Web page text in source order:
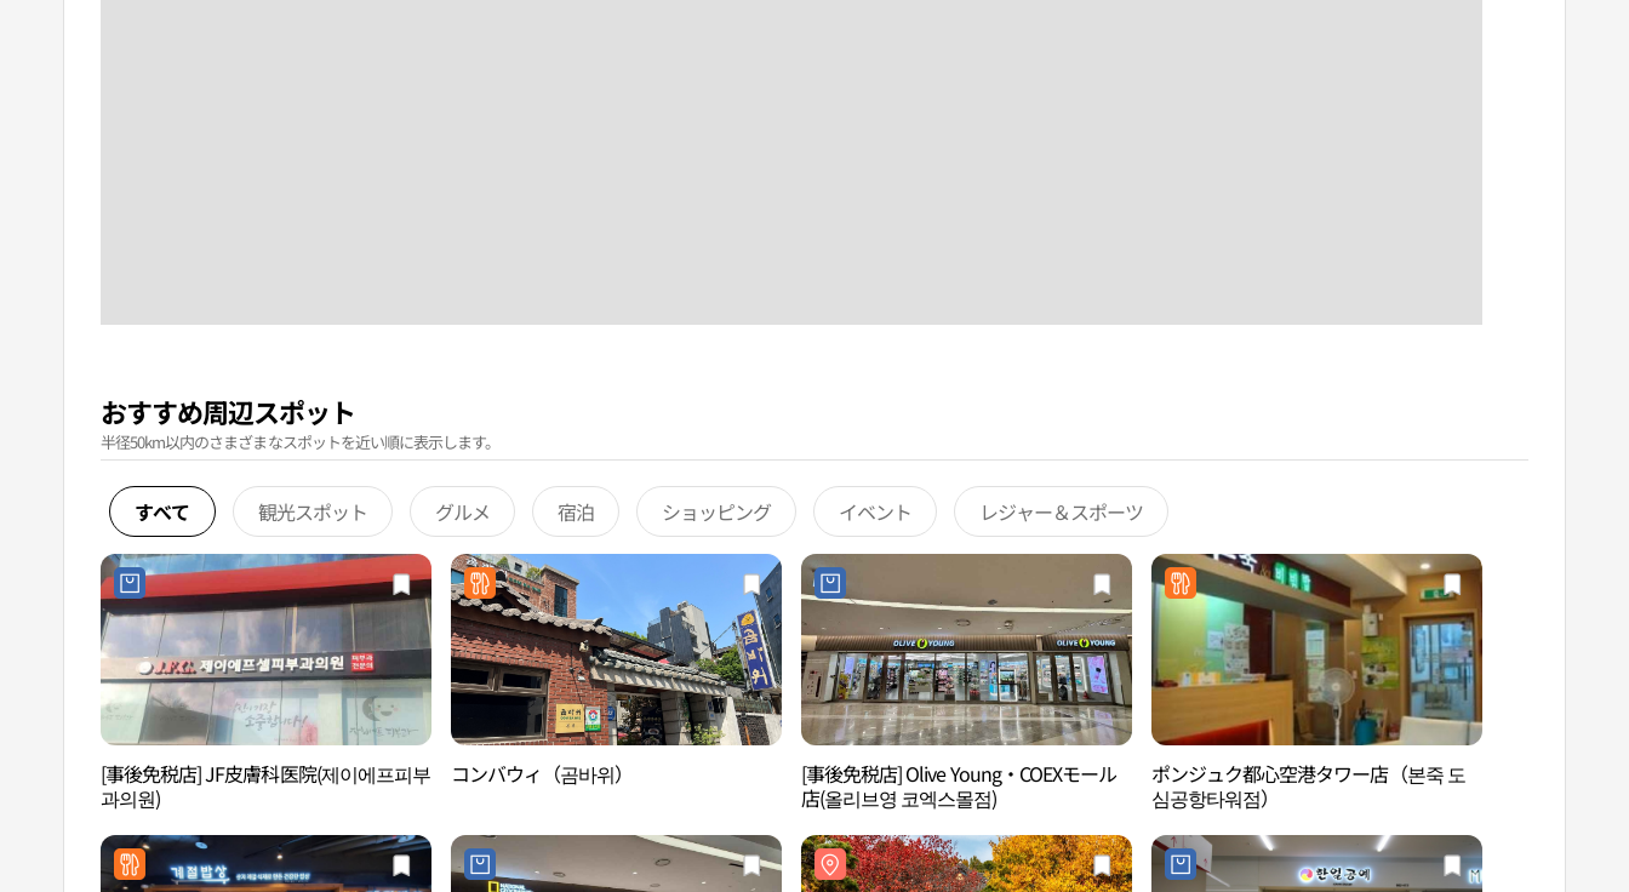
おすすめ周辺スポット
半径50km以内のさまざまなスポットを近い順に表示します。
すべて 観光スポット グルメ 宿泊 ショッピング イベント レジャー＆スポーツ
[事後免税店] JF皮膚科医院(제이에프피부
과의원)
コンバウィ（곰바위）
[事後免税店] Olive Young・COEXモール
店(올리브영 코엑스몰점)
ポンジュク都心空港タワー店（본죽 도
심공항타워점）